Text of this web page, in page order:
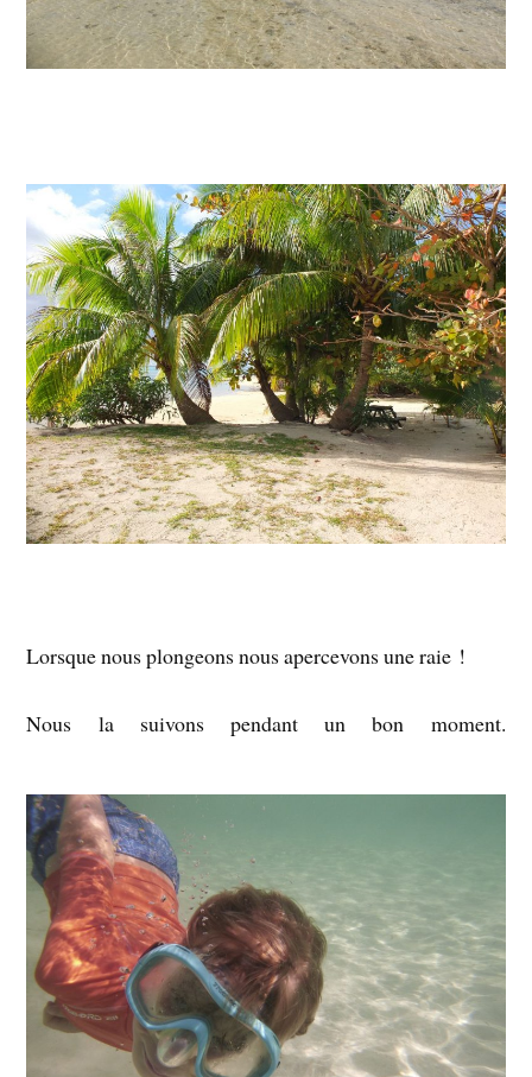
Lorsque nous plongeons nous apercevons une raie !
Nous la suivons pendant un bon moment.